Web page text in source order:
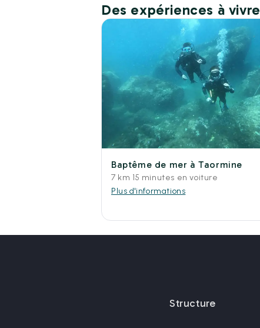
Des expériences à vivre
Baptême de mer à Taormine
7 km 15 minutes en voiture
Plus d'informations
Structure